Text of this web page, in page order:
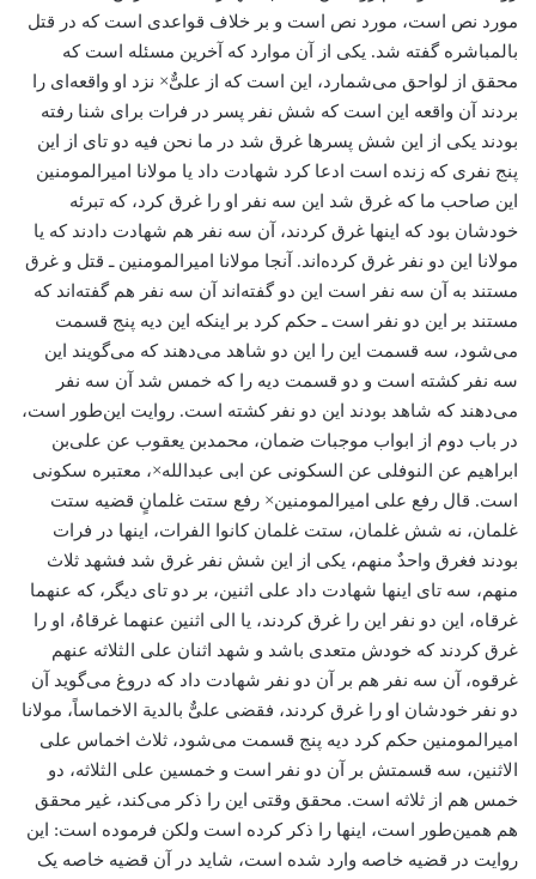
مورد نص است، مورد نص است و بر خلاف قواعدی است که در قتل
بالمباشره گفته شد. یکی از آن موارد که آخرین مسئله است که
محقق از لواحق می‌شمارد، این است که از علیٌّ× نزد او واقعه‌ای را
بردند آن واقعه این است که شش نفر پسر در فرات برای شنا رفته
بودند یکی از این شش پسرها غرق شد در ما نحن فیه دو تای از این
پنج نفری که زنده است ادعا کرد شهادت داد یا مولانا امیرالمومنین
این صاحب ما که غرق شد این سه نفر او را غرق کرد، که تبرئه
خودشان بود که اینها غرق کردند، آن سه نفر هم شهادت دادند که یا
مولانا این دو نفر غرق کرده‌اند. آنجا مولانا امیرالمومنین ـ قتل و غرق
مستند به آن سه نفر است این دو گفته‌اند آن سه نفر هم گفته‌اند که
مستند بر این دو نفر است ـ حکم کرد بر اینکه این دیه پنج قسمت
می‌شود، سه قسمت این را این دو شاهد می‌دهند که می‌گویند این
سه نفر کشته است و دو قسمت دیه را که خمس شد آن سه نفر
می‌دهند که شاهد بودند این دو نفر کشته است. روایت این‌طور است،
در باب دوم از ابواب موجبات ضمان، محمد‌بن یعقوب عن علی‌بن
ابراهیم عن النوفلی عن السکونی عن ابی عبدالله×، معتبره سکونی
است. قال رفع علی امیرالمومنین× رفع ستت غلمانٍ قضیه ستت
غلمان، نه شش غلمان، ستت غلمان کانوا الفرات، اینها در فرات
بودند فغرق واحدٌ منهم، یکی از این شش نفر غرق شد فشهد ثلاث
منهم، سه تای اینها شهادت داد علی اثنین، بر دو تای دیگر، که عنهما
غرقاه، این دو نفر این را غرق کردند، یا الی اثنین عنهما غرقاهُ، او را
غرق کردند که خودش متعدی باشد و شهد اثنان علی الثلاثه عنهم
غرقوه، آن سه نفر هم بر آن دو نفر شهادت داد که دروغ می‌گوید آن
دو نفر خودشان او را غرق کردند، فقضی علیٌّ بالدیة الاخماساً، مولانا
امیرالمومنین حکم کرد دیه پنج قسمت می‌شود، ثلاث اخماس علی
الاثنین، سه قسمتش بر آن دو نفر است و خمسین علی الثلاثه، دو
خمس هم از ثلاثه است. محقق وقتی این را ذکر می‌کند، غیر محقق
هم همین‌طور است، اینها را ذکر کرده است ولکن فرموده است: این
روایت در قضیه خاصه وارد شده است، شاید در آن قضیه خاصه یک